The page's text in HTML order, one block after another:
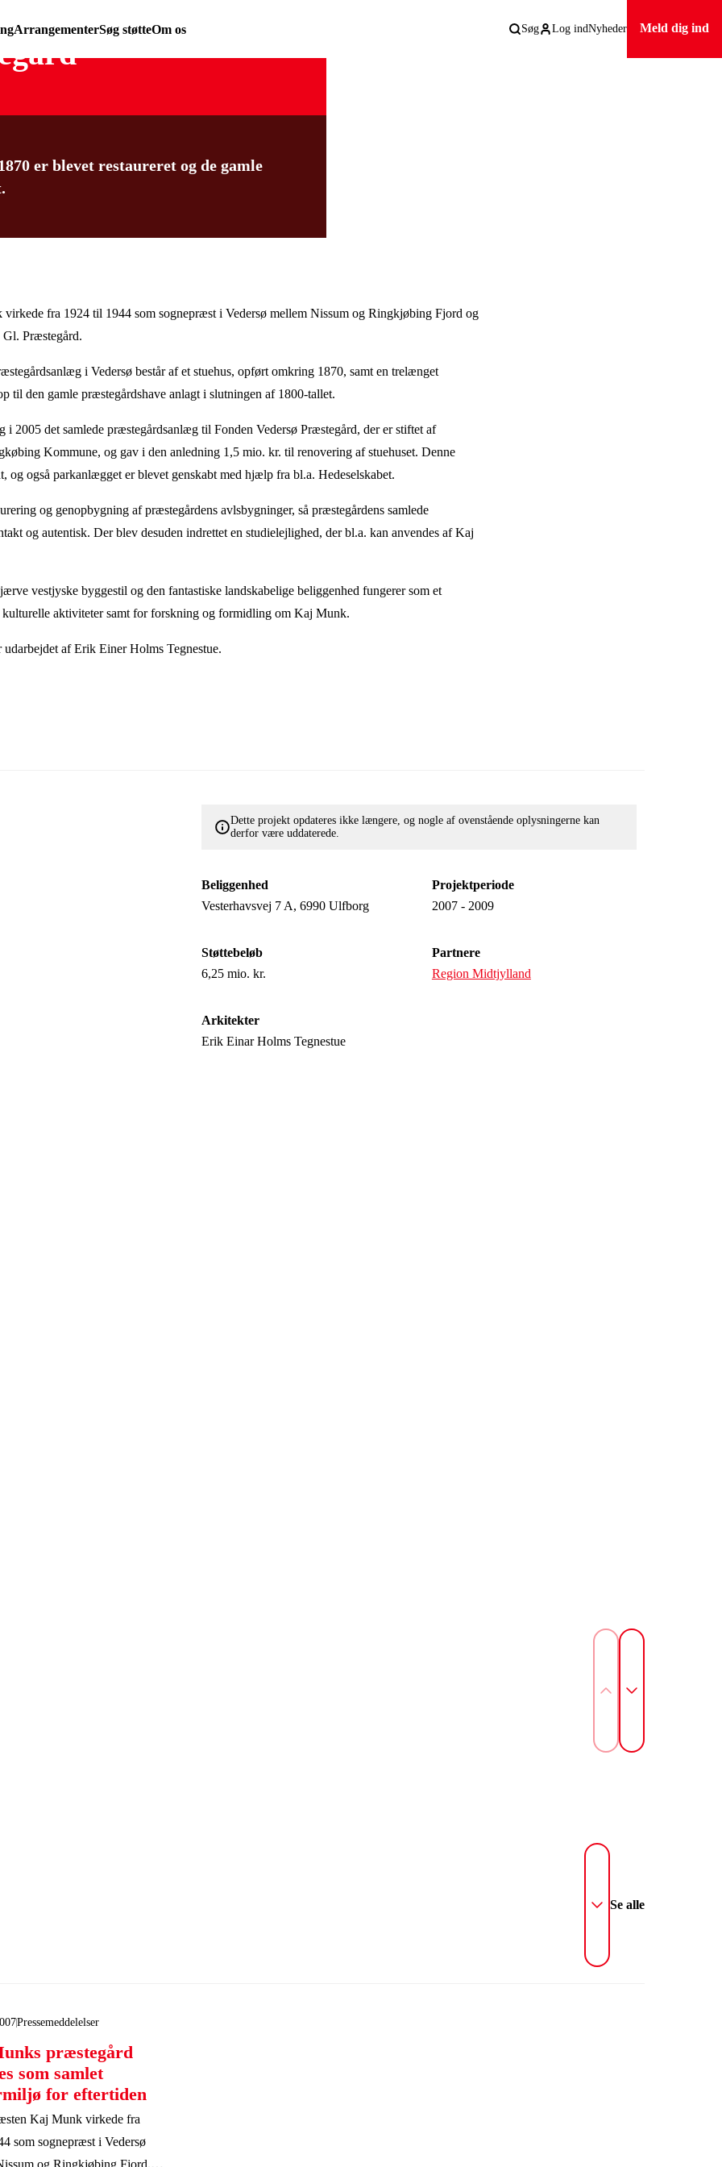
ArrangementerSøg støtteOm os Søg Log indNyheder Meld dig ind
er blevet restaureret og de gamle
fra 1924 til 1944 som sognepræst i Vedersø mellem Nissum og Ringkjøbing Fjord og
Gl. Præstegård.
i Vedersø består af et stuehus, opført omkring 1870, samt en trelænget
til den gamle præstegårdshave anlagt i slutningen af 1800-tallet.
i 2005 det samlede præstegårdsanlæg til Fonden Vedersø Præstegård, der er stiftet af
Kommune, og gav i den anledning 1,5 mio. kr. til renovering af stuehuset. Denne
og også parkanlægget er blevet genskabt med hjælp fra bl.a. Hedeselskabet.
og genopbygning af præstegårdens avlsbygninger, så præstegårdens samlede
og autentisk. Der blev desuden indrettet en studielejlighed, der bl.a. kan anvendes af Kaj
vestjyske byggestil og den fantastiske landskabelige beliggenhed fungerer som et
kulturelle aktiviteter samt for forskning og formidling om Kaj Munk.
udarbejdet af Erik Einer Holms Tegnestue.
Dette projekt opdateres ikke længere, og nogle af ovenstående oplysningerne kan
derfor være uddaterede.
Beliggenhed
Vesterhavsvej 7 A, 6990 Ulfborg
Projektperiode
2007 - 2009
Støttebeløb
6,25 mio. kr.
Partnere
Region Midtjylland
Arkitekter
Erik Einar Holms Tegnestue
Se alle
Pressemeddelelser
præstegård
som samlet
for eftertiden
Kaj Munk virkede fra
som sognepræst i Vedersø
og Ringkjøbing Fjord.